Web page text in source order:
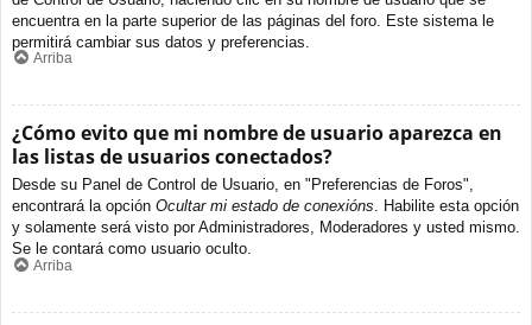
encuentra en la parte superior de las páginas del foro. Este sistema le
permitirá cambiar sus datos y preferencias.
Arriba
¿Cómo evito que mi nombre de usuario aparezca en
las listas de usuarios conectados?
Desde su Panel de Control de Usuario, en "Preferencias de Foros",
encontrará la opción Ocultar mi estado de conexións. Habilite esta opción
y solamente será visto por Administradores, Moderadores y usted mismo.
Se le contará como usuario oculto.
Arriba